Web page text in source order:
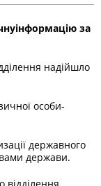
за
надійшло
особи-
державного
держави.